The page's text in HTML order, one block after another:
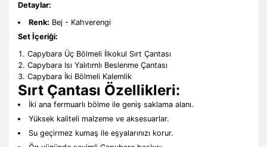
Detaylar:
Renk: Bej - Kahverengi
Set İçeriği:
Capybara Üç Bölmeli İlkokul Sırt Çantası
Capybara Isı Yalıtımlı Beslenme Çantası
Capybara İki Bölmeli Kalemlik
Sırt Çantası Özellikleri:
İki ana fermuarlı bölme ile geniş saklama alanı.
Yüksek kaliteli malzeme ve aksesuarlar.
Su geçirmez kumaş ile eşyalarınızı korur.